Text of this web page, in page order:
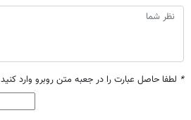
* لطفا حاصل عبارت را در جعبه متن روبرو وارد کنید